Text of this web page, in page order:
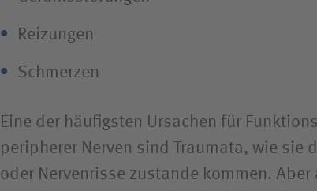
Reizungen
Schmerzen
Eine der häufigsten Ursachen für
peripherer Nerven sind Traumata, wie sie
oder Nervenrisse zustande kommen. Aber